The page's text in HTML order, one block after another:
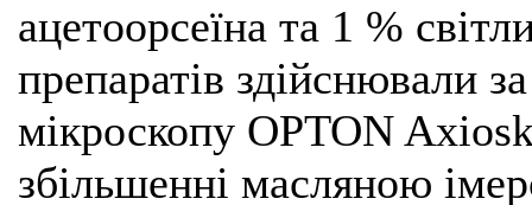
ацетоорсеїна та 1 %
препаратів здійснювали
мікроскопу OPTON
збільшенні масляною